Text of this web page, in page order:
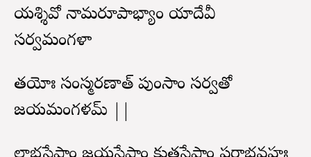
యశ్శివో నామరూపాభ్యాం యాదేవీ
సర్వమంగళా
తయోః సంస్మరణాత్ పుంసాం సర్వతో
జయమంగళమ్ ||